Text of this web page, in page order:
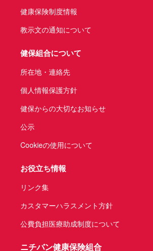
健康保険制度情報
教示文の通知について
健保組合について
所在地・連絡先
個人情報保護方針
健保からの大切なお知らせ
公示
Cookieの使用について
お役立ち情報
リンク集
カスタマーハラスメント方針
公費負担医療助成制度について
ニチバン健康保険組合